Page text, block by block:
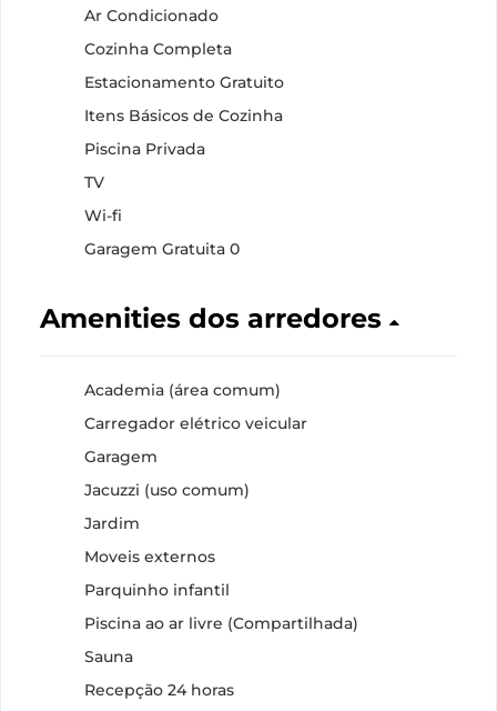
Ar Condicionado
Cozinha Completa
Estacionamento Gratuito
Itens Básicos de Cozinha
Piscina Privada
TV
Wi-fi
Garagem Gratuita 0
Amenities dos arredores
Academia (área comum)
Carregador elétrico veicular
Garagem
Jacuzzi (uso comum)
Jardim
Moveis externos
Parquinho infantil
Piscina ao ar livre (Compartilhada)
Sauna
Recepção 24 horas